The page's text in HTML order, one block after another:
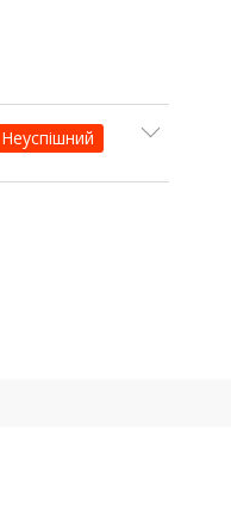
Неуспішний